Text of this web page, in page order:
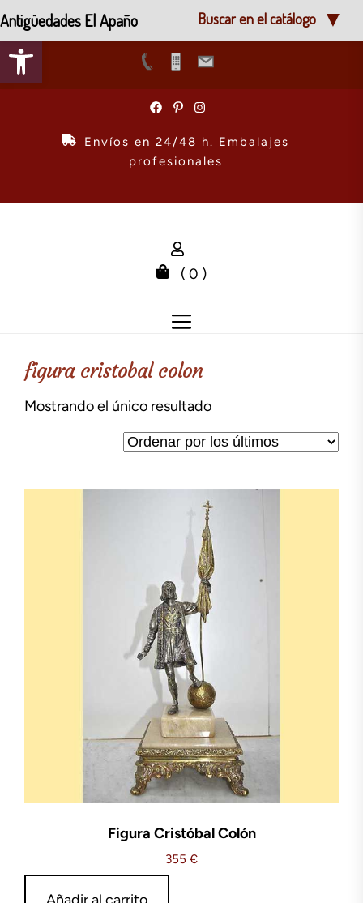
Abrir barra de herramientas
Envíos en 24/48 h. Embalajes
profesionales
( 0 )
figura cristobal colon
Mostrando el único resultado
Figura Cristóbal Colón
355 €
Antigüedades El Apaño Buscar en el catálogo